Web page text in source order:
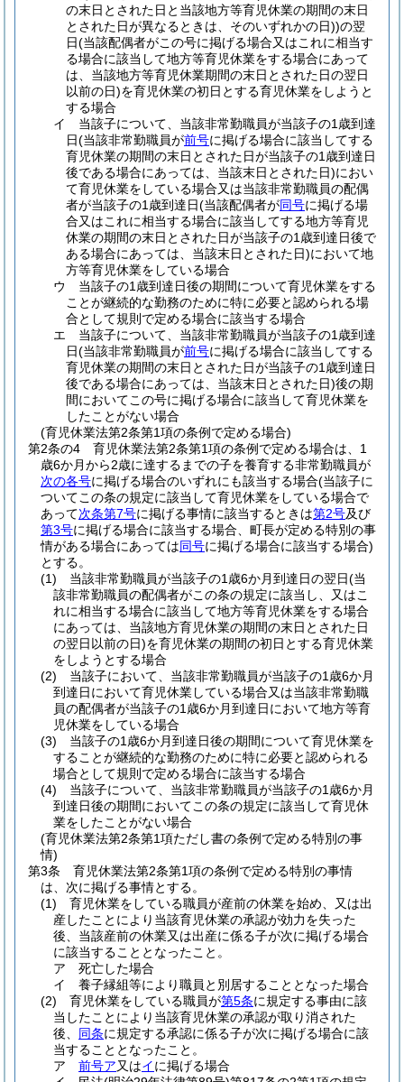
の末日とされた日と当該地方等育児休業の期間の末日
とされた日が異なるときは、そのいずれかの日))の翌
日(当該配偶者がこの号に掲げる場合又はこれに相当す
る場合に該当して地方等育児休業をする場合にあって
は、当該地方等育児休業期間の末日とされた日の翌日
以前の日)を育児休業の初日とする育児休業をしようと
する場合
イ
当該子について、当該非常勤職員が当該子の1歳到達
日(当該非常勤職員が前号に掲げる場合に該当してする
育児休業の期間の末日とされた日が当該子の1歳到達日
後である場合にあっては、当該末日とされた日)におい
て育児休業をしている場合又は当該非常勤職員の配偶
者が当該子の1歳到達日(当該配偶者が同号に掲げる場
合又はこれに相当する場合に該当してする地方等育児
休業の期間の末日とされた日が当該子の1歳到達日後で
ある場合にあっては、当該末日とされた日)において地
方等育児休業をしている場合
ウ
当該子の1歳到達日後の期間について育児休業をする
ことが継続的な勤務のために特に必要と認められる場
合として規則で定める場合に該当する場合
エ
当該子について、当該非常勤職員が当該子の1歳到達
日(当該非常勤職員が前号に掲げる場合に該当してする
育児休業の期間の末日とされた日が当該子の1歳到達日
後である場合にあっては、当該末日とされた日)後の期
間においてこの号に掲げる場合に該当して育児休業を
したことがない場合
(育児休業法第2条第1項の条例で定める場合)
第2条の4
育児休業法第2条第1項の条例で定める場合は、1
歳6か月から2歳に達するまでの子を養育する非常勤職員が
次の各号に掲げる場合のいずれにも該当する場合(当該子に
ついてこの条の規定に該当して育児休業をしている場合で
あって次条第7号に掲げる事情に該当するときは第2号及び
第3号に掲げる場合に該当する場合、町長が定める特別の事
情がある場合にあっては同号に掲げる場合に該当する場合)
とする。
(1)
当該非常勤職員が当該子の1歳6か月到達日の翌日(当
該非常勤職員の配偶者がこの条の規定に該当し、又はこ
れに相当する場合に該当して地方等育児休業をする場合
にあっては、当該地方育児休業の期間の末日とされた日
の翌日以前の日)を育児休業の期間の初日とする育児休業
をしようとする場合
(2)
当該子において、当該非常勤職員が当該子の1歳6か月
到達日において育児休業している場合又は当該非常勤職
員の配偶者が当該子の1歳6か月到達日において地方等育
児休業をしている場合
(3)
当該子の1歳6か月到達日後の期間について育児休業を
することが継続的な勤務のために特に必要と認められる
場合として規則で定める場合に該当する場合
(4)
当該子について、当該非常勤職員が当該子の1歳6か月
到達日後の期間においてこの条の規定に該当して育児休
業をしたことがない場合
(育児休業法第2条第1項ただし書の条例で定める特別の事
情)
第3条
育児休業法第2条第1項の条例で定める特別の事情
は、次に掲げる事情とする。
(1)
育児休業をしている職員が産前の休業を始め、又は出
産したことにより当該育児休業の承認が効力を失った
後、当該産前の休業又は出産に係る子が次に掲げる場合
に該当することとなったこと。
ア
死亡した場合
イ
養子縁組等により職員と別居することとなった場合
(2)
育児休業をしている職員が第5条に規定する事由に該
当したことにより当該育児休業の承認が取り消された
後、 同条に規定する承認に係る子が次に掲げる場合に該
当することとなったこと。
ア
前号ア又はイに掲げる場合